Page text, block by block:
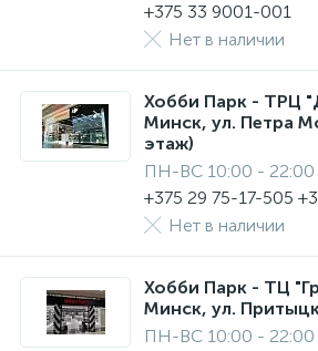
+375 33 9001-001
Нет в наличии
Хобби Парк - ТРЦ
Минск, ул. Петра
этаж)
ПН-ВС 10:00 - 22:00
+375 29 75-17-505
Нет в наличии
Хобби Парк - ТЦ
Минск, ул.
ПН-ВС 10:00 - 22:00